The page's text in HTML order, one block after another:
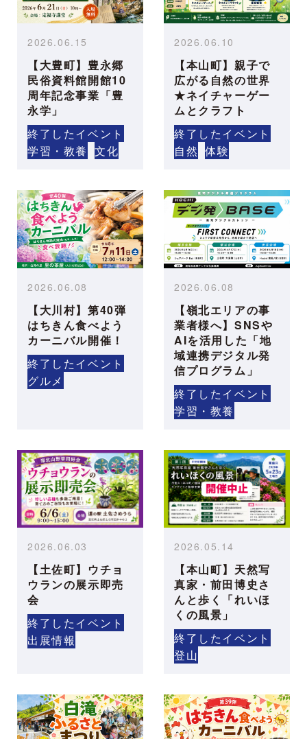
【大豊町】豊永郷
民俗資料館開館10
周年記念事業「豊
永学」
2026.06.15
終了したイベント
学習・教養 文化
【本山町】親子で
広がる自然の世界
★ネイチャーゲー
ムとクラフト
2026.06.10
終了したイベント
自然 体験
【大川村】第40弾
はちきん食べよう
カーニバル開催！
2026.06.08
終了したイベント
グルメ
【嶺北エリアの事
業者様へ】SNSや
AIを活用した「地
域連携デジタル発
信プログラム」
2026.06.08
終了したイベント
学習・教養
【土佐町】ウチョ
ウランの展示即売
会
2026.06.03
終了したイベント
出展情報
【本山町】天然写
真家・前田博史さ
んと歩く「れいほ
くの風景」
2026.05.14
終了したイベント
登山